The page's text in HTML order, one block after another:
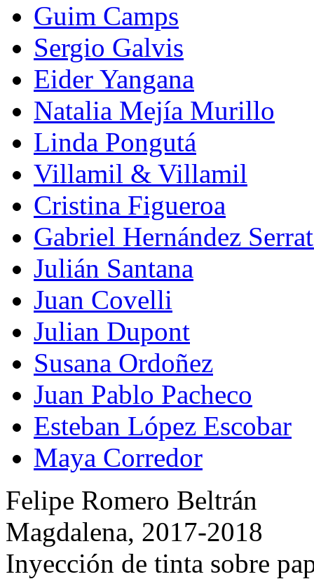
Guim Camps
Sergio Galvis
Eider Yangana
Natalia Mejía Murillo
Linda Pongutá
Villamil & Villamil
Cristina Figueroa
Gabriel Hernández
Julián Santana
Juan Covelli
Julian Dupont
Susana Ordoñez
Juan Pablo Pacheco
Esteban López Escobar
Maya Corredor
Felipe Romero Beltrán
Magdalena, 2017-2018
Inyección de tinta sobre